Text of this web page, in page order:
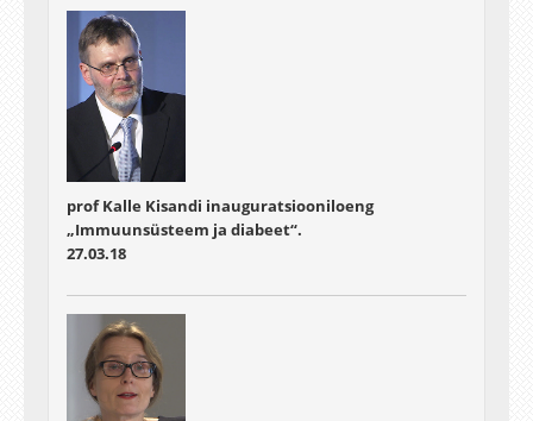
prof Kalle Kisandi inauguratsiooniloeng
„Immuunsüsteem ja diabeet“.
27.03.18